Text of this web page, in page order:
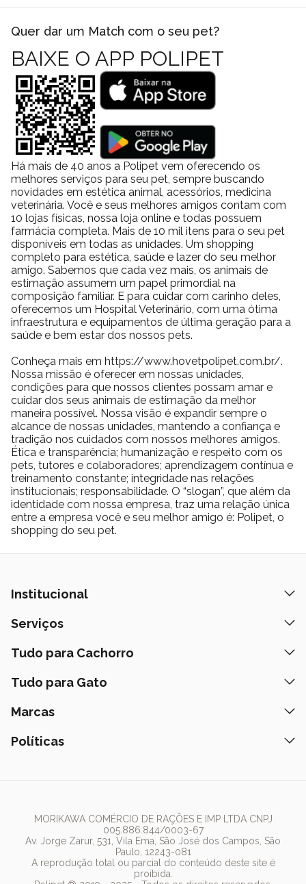
Quer dar um Match com o seu pet?
BAIXE O APP POLIPET
Há mais de 40 anos a Polipet vem oferecendo os
melhores serviços para seu pet, sempre buscando
novidades em estética animal, acessórios, medicina
veterinária. Você e seus melhores amigos contam com
10 lojas físicas, nossa loja online e todas possuem
farmácia completa. Mais de 10 mil itens para o seu pet
disponíveis em todas as unidades. Um shopping
completo para estética, saúde e lazer do seu melhor
amigo. Sabemos que cada vez mais, os animais de
estimação assumem um papel primordial na
composição familiar. E para cuidar com carinho deles,
oferecemos um Hospital Veterinário, com uma ótima
infraestrutura e equipamentos de última geração para a
saúde e bem estar dos nossos pets.
Conheça mais em https://www.hovetpolipet.com.br/.
Nossa missão é oferecer em nossas unidades,
condições para que nossos clientes possam amar e
cuidar dos seus animais de estimação da melhor
maneira possível. Nossa visão é expandir sempre o
alcance de nossas unidades, mantendo a confiança e
tradição nos cuidados com nossos melhores amigos.
Ética e transparência; humanização e respeito com os
pets, tutores e colaboradores; aprendizagem contínua e
treinamento constante; integridade nas relações
institucionais; responsabilidade. O “slogan”, que além da
identidade com nossa empresa, traz uma relação única
entre a empresa você e seu melhor amigo é: Polipet, o
shopping do seu pet.
Institucional
Quem Somos
Prazos de Entrega
Fale Conosco
Lista de Desejos
Serviços
Banho e Tosa
Peça pelo Delivery
Assinatura Polipet
Tudo para Cachorro
Ração
Coleiras
Tudo para Gato
Ração
Marcas
Nexgard
Pedigree
Whiskas
Dog Chow
Royal Canin
Políticas
MORIKAWA COMÉRCIO DE RAÇÕES E IMP LTDA CNPJ
005.886.844/0003-67
Av. Jorge Zarur, 531, Vila Ema, São José dos Campos, São
Paulo, 12243-081
A reprodução total ou parcial do conteúdo deste site é
proibida.